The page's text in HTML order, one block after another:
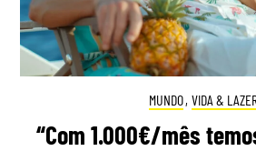
MUNDO, VIDA &
“Com 1.000€/mês